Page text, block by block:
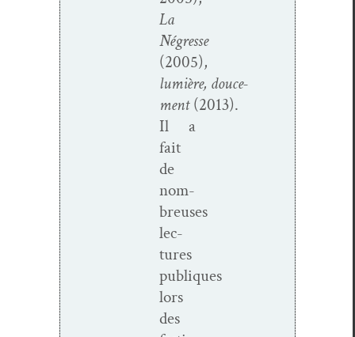
La
Négresse
(2005),
lumière, douce­
ment(2013).
Il a
fait
de
nom­
breuses
lec­
tures
publiques
lors
des